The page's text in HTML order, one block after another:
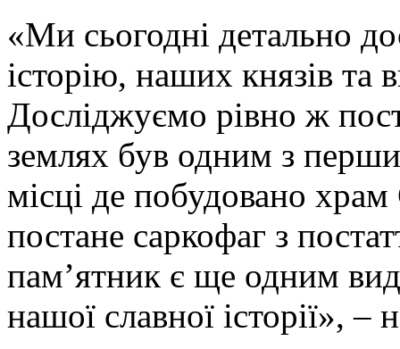
«Ми сьогодні детально
історію, наших князів та
Досліджуємо рівно ж
землях був одним з
місці де побудовано
постане саркофаг з
пам’ятник є ще одним
нашої славної історії»,